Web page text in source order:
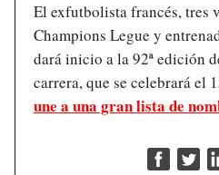
El exfutbolista francés, tres
Champions Legue y
dará inicio a la 92ª edición
carrera, que se celebrará el
une a una gran lista de